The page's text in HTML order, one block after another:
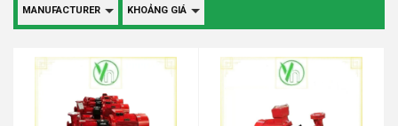
MANUFACTURER KHOẢNG GIÁ